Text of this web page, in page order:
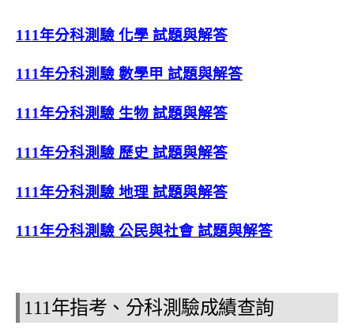
111年分科測驗 化學 試題與解答
111年分科測驗 數學甲 試題與解答
111年分科測驗 生物 試題與解答
111年分科測驗 歷史 試題與解答
111年分科測驗 地理 試題與解答
111年分科測驗 公民與社會 試題與解答
111年指考、分科測驗成績查詢